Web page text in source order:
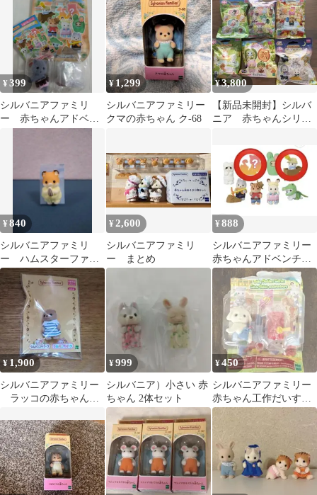
テネコの赤ちゃん
ク限定
リー
¥399
シルバニアファミリ
ー 赤ちゃんアドベン
¥ 1,299
シルバニアファミリー
クマの赤ちゃん ク-68
¥3,800
【新品未開封】シルバ
ニア 赤ちゃんシリー
¥840
シルバニアファミリ
ー ハムスターファミ
リー ハムスターの小
さい赤ちゃん
¥ 2,600
シルバニアファミリ
ー まとめ
¥888
シルバニアファミリー
赤ちゃんアドベンチャ
ーシリーズ 2体セット
¥ 1,900
シルバニアファミリー
ラッコの赤ちゃん
¥999
シルバニア）小さい 赤
ちゃん 2体セット
¥450
シルバニアファミリー
赤ちゃん工作だいすき
シリーズ フローラウ